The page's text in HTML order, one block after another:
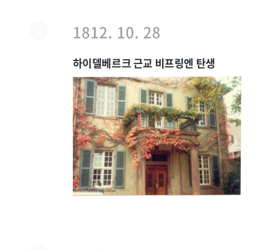
1812. 10. 28
하이델베르크 근교 비프링엔 탄생